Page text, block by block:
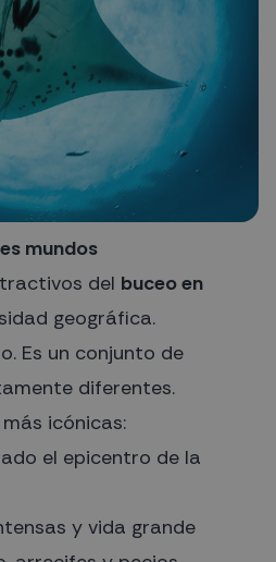
mundos
del buceo en
geográfica.
Es un conjunto de
diferentes.
icónicas:
el epicentro de la
y vida grande